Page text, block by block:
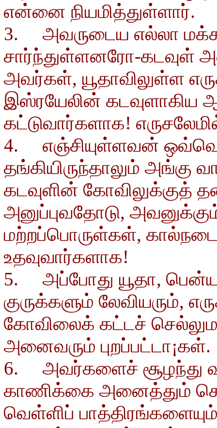
என்னை நியமித்துள்ளார்.
3. அவருடைய எல்லா
சார்ந்துள்ளனரோ-கடவுள்
அவர்கள், யூதாவிலுள்ள
இஸ்ரயேலின் கடவுளாகிய
கட்டுவார்களாக!
4. எஞ்சியுள்ளவன்
தங்கியிருந்தாலும் அங்கு
கடவுளின்
அனுப்புவதோடு,
மற்றப்பொருள்கள்,
உதவுவார்களாக!
5. அப்போது யூதா,
குருக்களும் லேவியரும்,
கோவிலைக் கட்டச்
அனைவரும் புறப்பட்டா¡கள்.
6. அவர்களைச் சூழந்து
காணிக்கை அனைத்தும்
வெள்ளிப்